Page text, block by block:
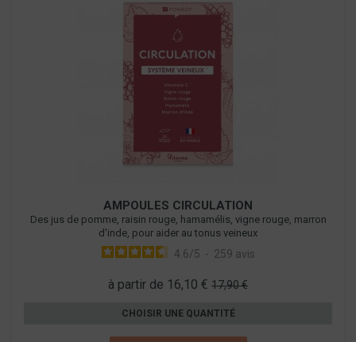
AMPOULES CIRCULATION
Des jus de pomme, raisin rouge, hamamélis, vigne rouge, marron
d'inde, pour aider au tonus veineux
4.6/5 - 259 avis
à partir de 16,10 € 17,90 €
CHOISIR UNE QUANTITÉ